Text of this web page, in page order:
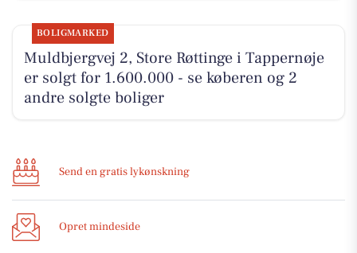
BOLIGMARKED
Muldbjergvej 2, Store Røttinge i Tappernøje
er solgt for 1.600.000 - se køberen og 2
andre solgte boliger
Send en gratis lykønskning
Opret mindeside